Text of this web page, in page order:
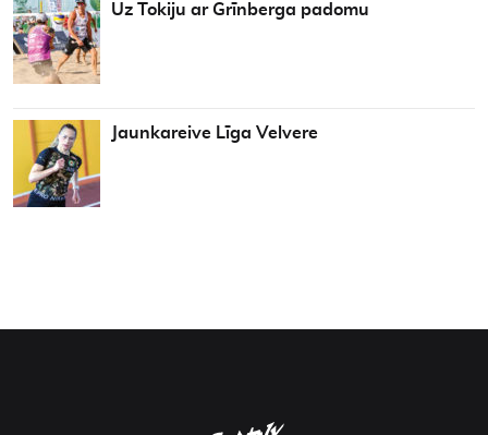
Uz Tokiju ar Grīnberga padomu
Jaunkareive Līga Velvere